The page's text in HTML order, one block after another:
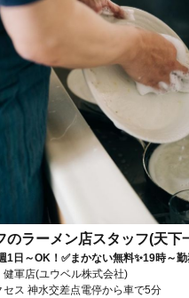
のラーメン店スタッフ(天
1日～OK！✅まかない無料✨19時～
軍店(ユウベル株式会社)
セス 神水交差点電停から車で5分